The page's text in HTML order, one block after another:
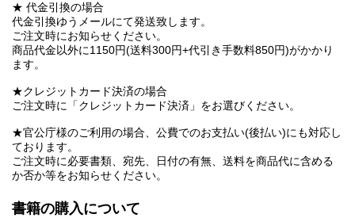
★ 代金引換の場合
代金引換ゆうメールにて発送致します。
ご注文時にお知らせください。
商品代金以外に1150円(送料300円+代引き手数料850円)がかかり
ます。
★クレジットカード決済の場合
ご注文時に「クレジットカード決済」をお選びください。
★官公庁様のご利用の場合、公費でのお支払い(後払い)にも対応し
ております。
ご注文時に必要書類、宛先、日付の有無、送料を商品代に含める
か否か等をお知らせください。
書籍の購入について